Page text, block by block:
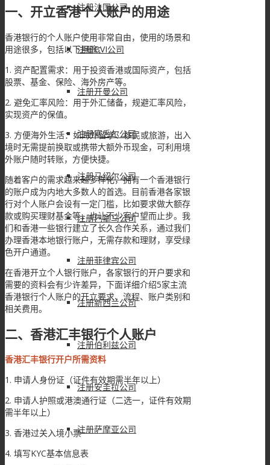
注册法国公司
注册BVI公司
注册开曼公司
注册塞舌尔公司
注册马绍尔公司
注册巴拿马公司
注册菲律宾公司
注册新西兰公司
注册伯利兹公司
注册安圭拉公司
注册萨摩亚公司
一、开立香港个人账户的用途
香港银行的个人账户使用非常自由，使用的场景和
用途很多，包括以下用途：
1. 资产配置需求：用于投资香港或国际资产，包括
股票、基金、保险、海外房产等。
2. 避免汇率风险：用于外汇储备，规避汇率风险，
实现资产的保值。
3. 方便海外生活：如海外留学、移民或旅游，出入
境时无需提前换取或携带大额外币现金，可利用境
外账户随时转账，方便快捷。
随着客户的需求越来越多样化，拥有一个香港银行
的账户成为内地大多数人的首选。目前香港各家银
行对个人账户会设有一定门槛，比如要求做大额存
款或购买理财基金等，也让不少客户望而止步。我
们和香港一些银行建立了长久合作关系，通过我们
办理香港本地银行账户，无需存款和理财，享受绿
色开户通道。
在香港开立个人银行账户，各家银行的开户要求和
需要的资料会有少许差异，下面详细介绍5家主流
香港银行个人账户的开立要求、流程、账户类别和
相关费用。
二、香港汇丰银行个人账户
香港汇丰银行开户所需资料
1. 申请人身份证（证件有效期需半年以上）
2. 申请人护照或港澳通行证（二选一，证件有效期
需半年以上）
3. 香港过关入境小票
4. 填写KYC基本信息表